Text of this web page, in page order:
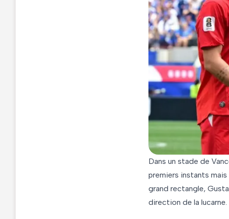
Dans un stade de
premiers instants
grand rectangle,
direction de la lucarne.